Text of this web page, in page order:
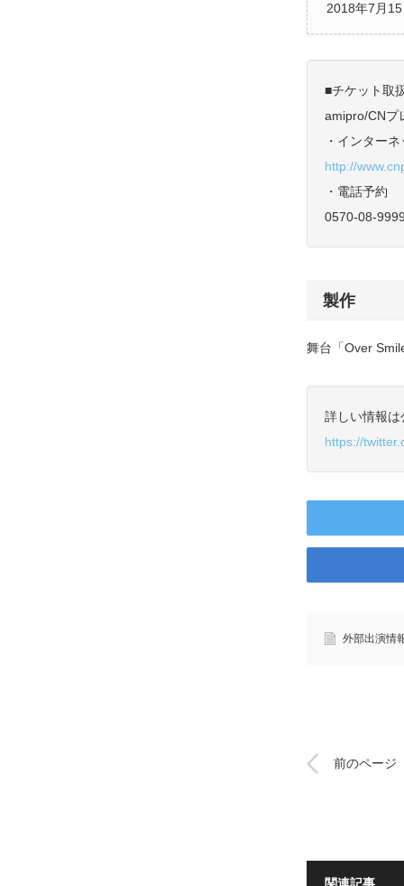
2018年7月
■チケット取
amipro/CNプ
・インター
http://
・電話予約
0570-08-
製作
舞台「Over
詳しい情報
https://
外部出演情
前のページ